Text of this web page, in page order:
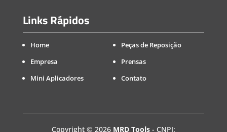
Links Rápidos
Home
Empresa
Mini Aplicadores
Peças de Reposição
Prensas
Contato
Copyright © 2026 MRD Tools- CNPJ: